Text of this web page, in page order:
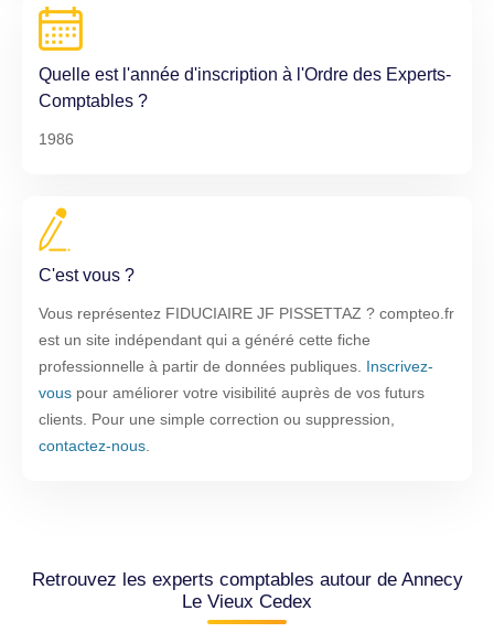
Quelle est l'année d'inscription à l'Ordre des Experts-
Comptables ?
1986
C'est vous ?
Vous représentez FIDUCIAIRE JF PISSETTAZ ? compteo.fr
est un site indépendant qui a généré cette fiche
professionnelle à partir de données publiques. Inscrivez-
vous pour améliorer votre visibilité auprès de vos futurs
clients. Pour une simple correction ou suppression,
contactez-nous
Retrouvez les experts comptables autour de Annecy
Le Vieux Cedex